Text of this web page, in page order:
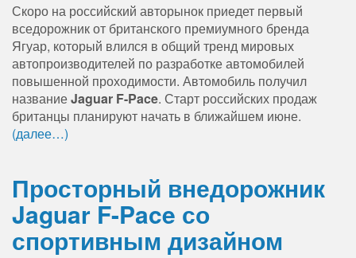
Скоро на российский авторынок приедет первый
вседорожник от британского премиумного бренда
Ягуар, который влился в общий тренд мировых
автопроизводителей по разработке автомобилей
повышенной проходимости. Автомобиль получил
названиеJaguar F-Pace. Старт российских продаж
британцы планируют начать в ближайшем июне.
(далее…)
Просторный внедорожник
Jaguar F-Pace со
спортивным дизайном